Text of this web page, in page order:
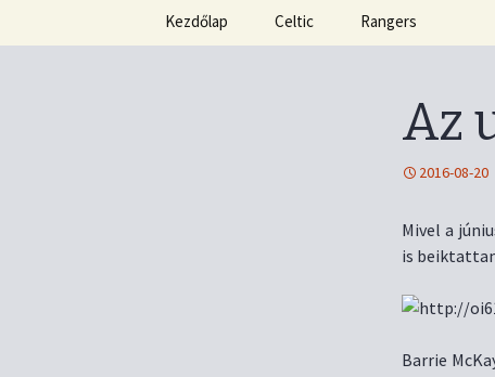
Kezdőlap Celtic Rangers
Az
2016-08-20
Mivel a
is
Barrie